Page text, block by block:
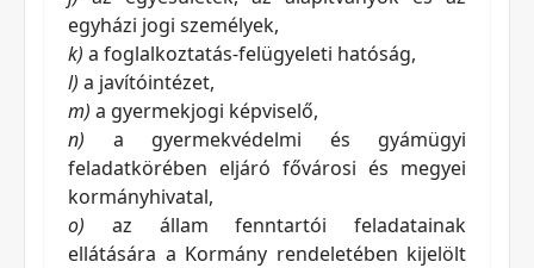
egyházi jogi személyek,
k) a foglalkoztatás-felügyeleti hatóság,
l) a javítóintézet,
m) a gyermekjogi képviselő,
n) a gyermekvédelmi és gyámügyi
feladatkörében eljáró fővárosi és megyei
kormányhivatal,
o) az állam fenntartói feladatainak
ellátására a Kormány rendeletében kijelölt